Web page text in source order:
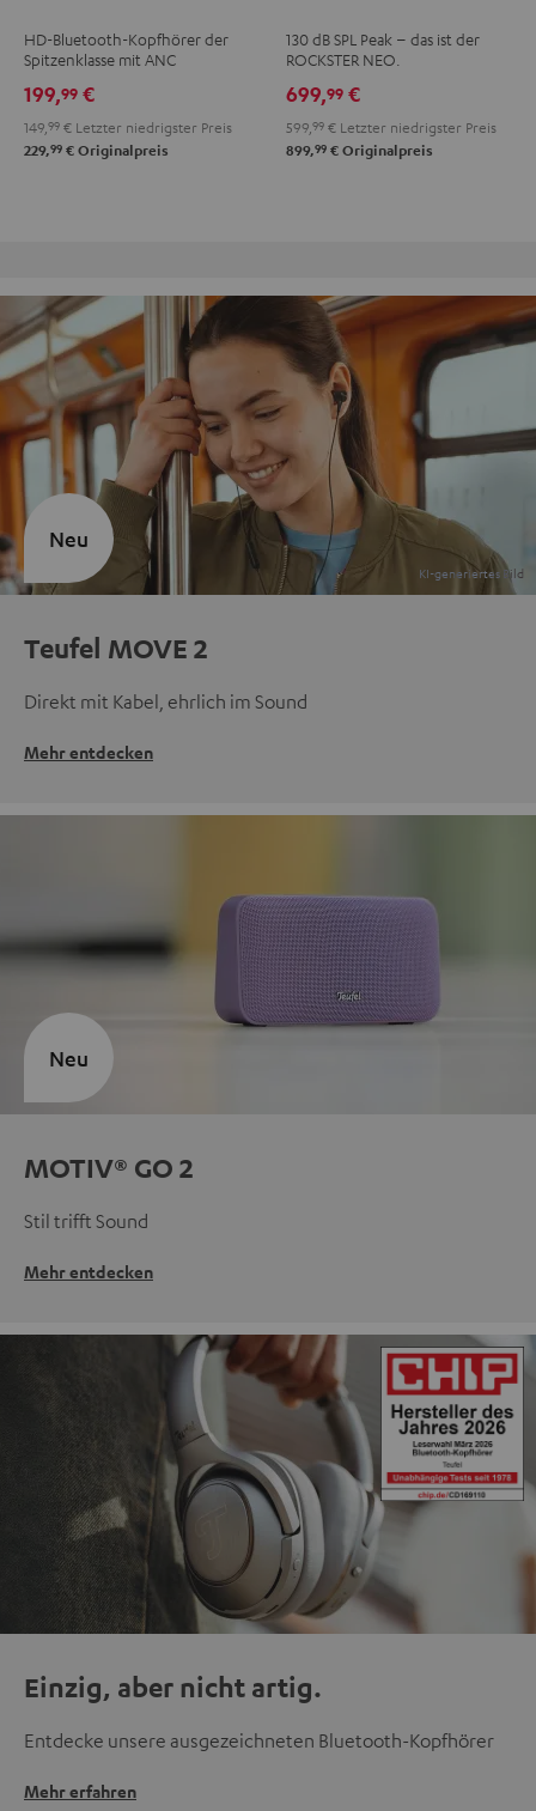
3
Black
3
White
3
HD-Bluetooth-Kopfhörer der
Spitzenklasse mit ANC
199,99 €
149,99 € Letzter niedrigster Preis
229,99 € Originalpreis
130 dB SPL Peak – das ist der
ROCKSTER NEO.
699,99 €
599,99 € Letzter niedrigster Preis
899,99 € Originalpreis
Teufel MOVE 2
Direkt mit Kabel, ehrlich im Sound
Mehr entdecken
Neu
MOTIV® GO 2
Stil trifft Sound
Mehr entdecken
Neu
Einzig, aber nicht artig.
Entdecke unsere ausgezeichneten Bluetooth-Kopfhörer
Mehr erfahren